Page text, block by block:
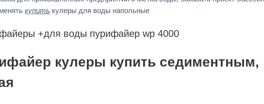
купить кулеры для воды напольные
+для воды пурифайер wp 4000
кулеры купить седиментным,